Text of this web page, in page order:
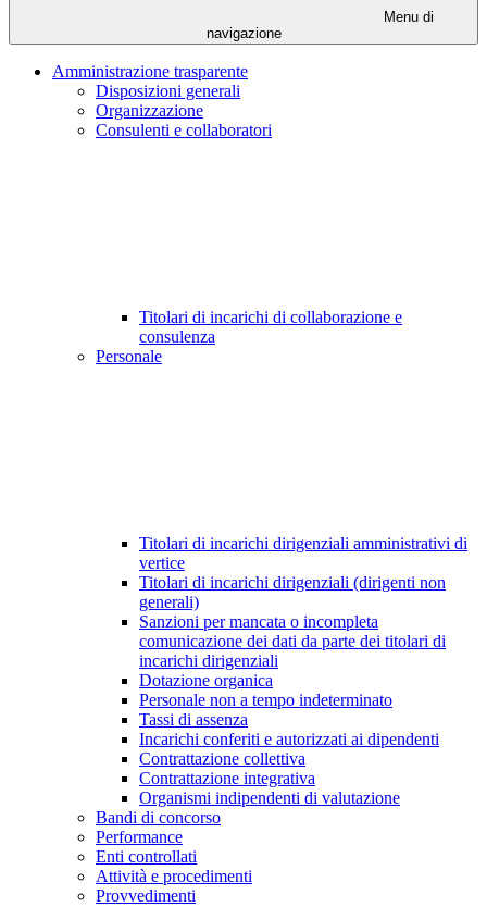
Menu di
navigazione
Amministrazione trasparente
Disposizioni generali
Organizzazione
Consulenti e collaboratori
Titolari di incarichi di collaborazione e
consulenza
Personale
Titolari di incarichi dirigenziali amministrativi di
vertice
Titolari di incarichi dirigenziali (dirigenti non
generali)
Sanzioni per mancata o incompleta
comunicazione dei dati da parte dei titolari di
incarichi dirigenziali
Dotazione organica
Personale non a tempo indeterminato
Tassi di assenza
Incarichi conferiti e autorizzati ai dipendenti
Contrattazione collettiva
Contrattazione integrativa
Organismi indipendenti di valutazione
Bandi di concorso
Performance
Enti controllati
Attività e procedimenti
Provvedimenti